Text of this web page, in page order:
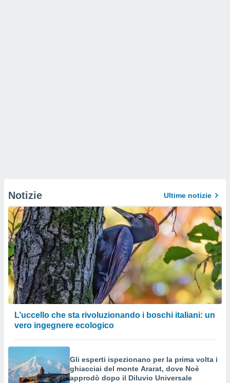
Notizie Ultime notizie
L’uccello che sta rivoluzionando i boschi italiani: un
vero ingegnere ecologico
Gli esperti ispezionano per la prima volta i
ghiacciai del monte Ararat, dove Noè
approdò dopo il Diluvio Universale